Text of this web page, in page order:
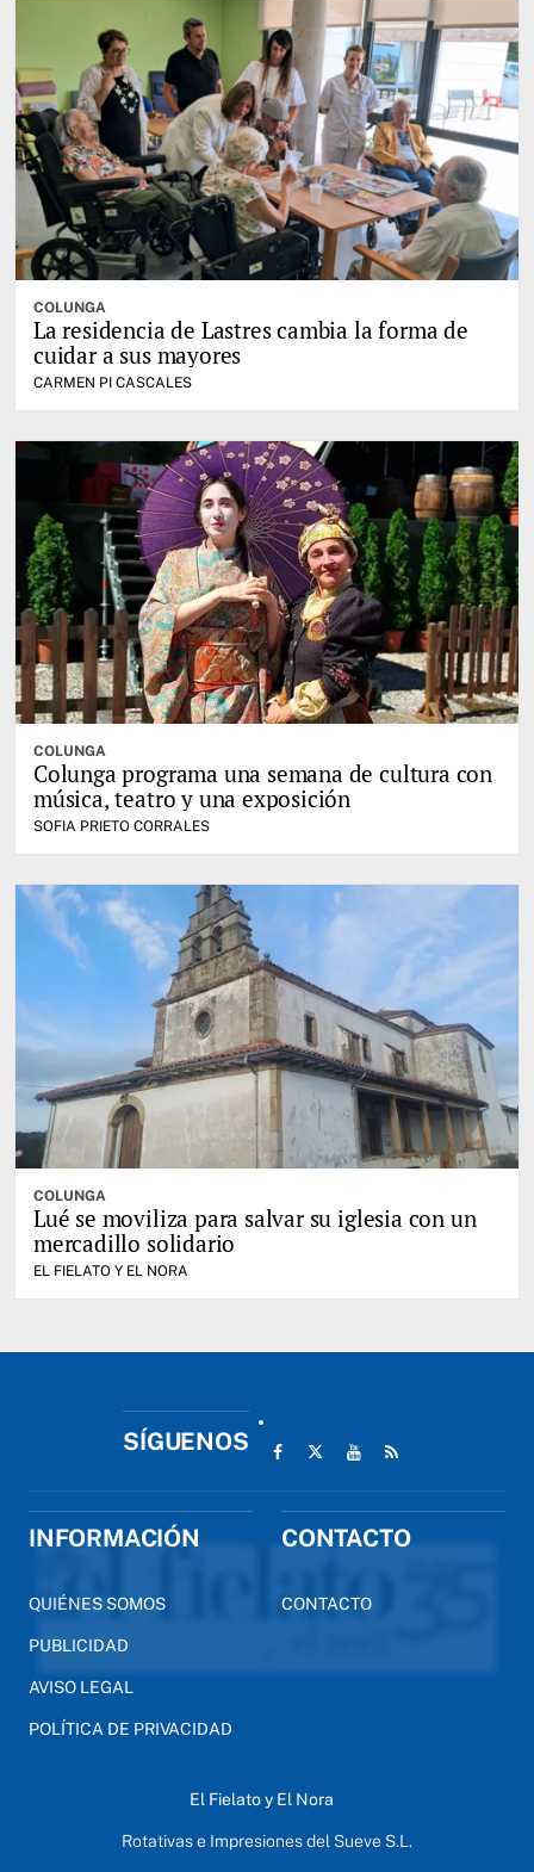
COLUNGA
La residencia de Lastres cambia la forma de
cuidar a sus mayores
CARMEN PI CASCALES
COLUNGA
Colunga programa una semana de cultura con
música, teatro y una exposición
SOFIA PRIETO CORRALES
COLUNGA
Lué se moviliza para salvar su iglesia con un
mercadillo solidario
EL FIELATO Y EL NORA
SÍGUENOS
INFORMACIÓN
QUIÉNES SOMOS
PUBLICIDAD
AVISO LEGAL
POLÍTICA DE PRIVACIDAD
CONTACTO
CONTACTO
El Fielato y El Nora
Rotativas e Impresiones del Sueve S.L.